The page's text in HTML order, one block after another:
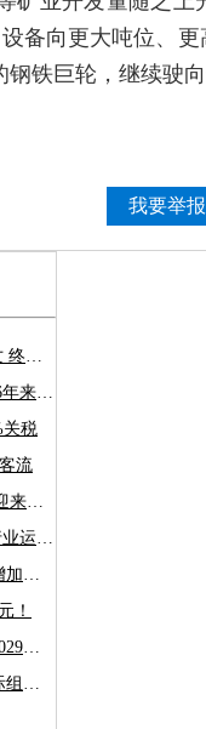
备向更大吨位、
铁巨轮，继续驶
我要举报
大熊猫“硗远”因病抢救无效死亡 终年33岁
德国高温致死1.19万人 为2016年来最高纪录
关税
流
比A4纸还要薄！我国高端钢材迎来密集突破
7月份中国仓储指数保持扩张 行业运行韧性较强
上半年规模以上工业中小企业增加值同比增长5.8%
！
联合国教科文组织确认北京为2029年“世界建筑之都”
2026年服贸会超60个国家和国际组织确认参展参会